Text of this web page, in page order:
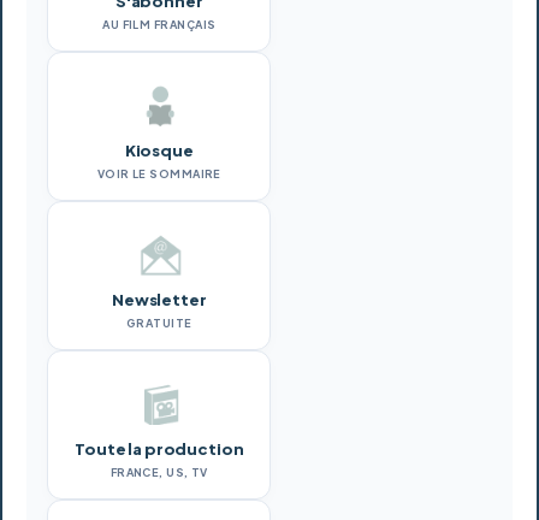
AU FILM FRANÇAIS
Kiosque
VOIR LE SOMMAIRE
Newsletter
GRATUITE
Toute la production
FRANCE, US, TV